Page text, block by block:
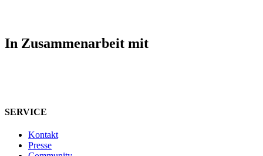
In Zusammenarbeit mit
SERVICE
Kontakt
Presse